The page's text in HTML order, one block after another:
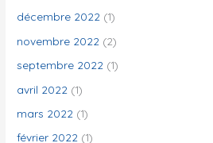
décembre 2022 (1)
novembre 2022 (2)
septembre 2022 (1)
avril 2022 (1)
mars 2022 (1)
février 2022 (1)